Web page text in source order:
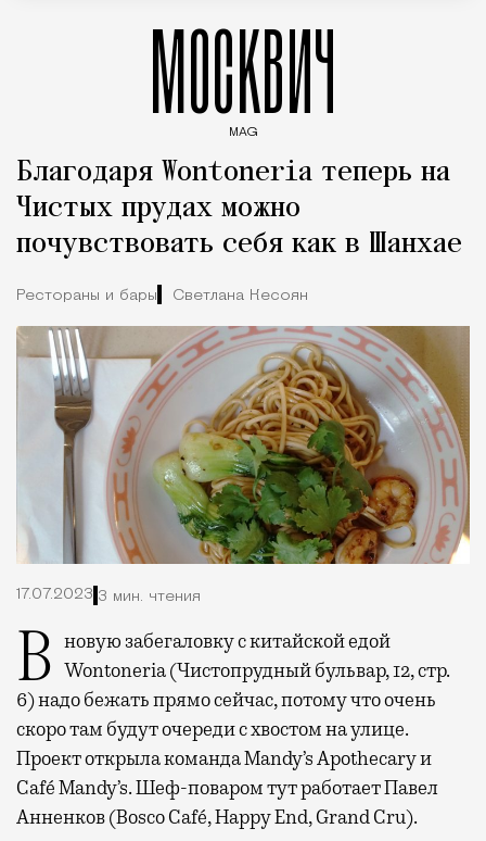
МОСКВИЧ
MAG
Благодаря Wontoneria теперь на
Чистых прудах можно
почувствовать себя как в Шанхае
Рестораны и бары Светлана Кесоян
17.07.2023 3 мин. чтения
В новую забегаловку с китайской едой Wontoneria (Чистопрудный бульвар, 12, стр.
6) надо бежать прямо сейчас, потому что очень
скоро там будут очереди с хвостом на улице.
Проект открыла команда Mandy’s Apothecary и
Café Mandy’s. Шеф-поваром тут работает Павел
Анненков (Bosco Café, Happy End, Grand Cru).